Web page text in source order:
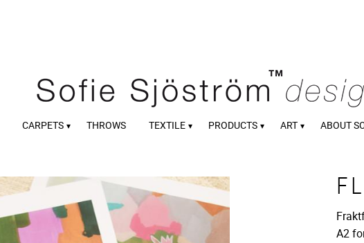
CARPETS THROWS TEXTILE PRODUCTS ART ABOUT
A2